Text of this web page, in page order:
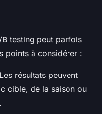
testing peut parfois
points à considérer :
résultats peuvent
cible, de la saison ou